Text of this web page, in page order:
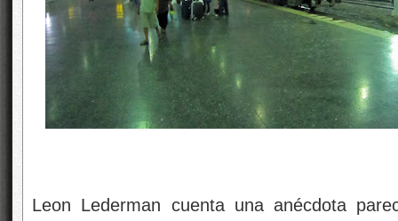
Leon Lederman cuenta una anécdota